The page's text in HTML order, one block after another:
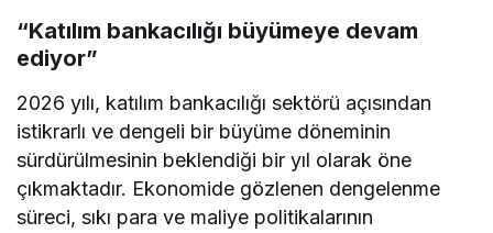
“Katılım bankacılığı büyümeye devam
ediyor”
2026 yılı, katılım bankacılığı sektörü açısından
istikrarlı ve dengeli bir büyüme döneminin
sürdürülmesinin beklendiği bir yıl olarak öne
çıkmaktadır. Ekonomide gözlenen dengelenme
süreci, sıkı para ve maliye politikalarının